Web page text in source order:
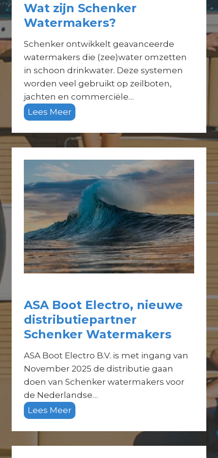
Wat zijn Schenker
Watermakers?
Schenker ontwikkelt geavanceerde
watermakers die (zee)water omzetten
in schoon drinkwater. Deze systemen
worden veel gebruikt op zeilboten,
jachten en commerciële…
Lees MeerW
t
z
j
S
c
h
e
n
k
W
a
t
r
m
a
k
e
ASA Boot Electro, nieuwe
distributiepartner
Schenker Watermakers
ASA Boot Electro B.V. is met ingang van
November 2025 de distributie gaan
doen van Schenker watermakers voor
de Nederlandse…
Lees MeerA